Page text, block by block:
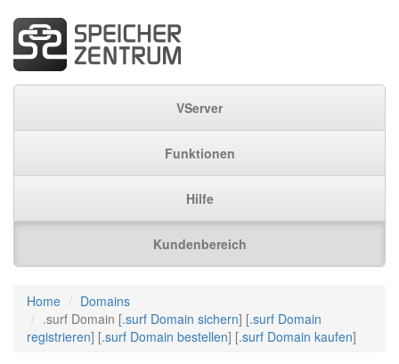
VServer
Funktionen
Hilfe
Kundenbereich
Home
Domains
.surf Domain [.surf Domain sichern] [.surf Domain
registrieren] [.surf Domain bestellen] [.surf Domain kaufen]